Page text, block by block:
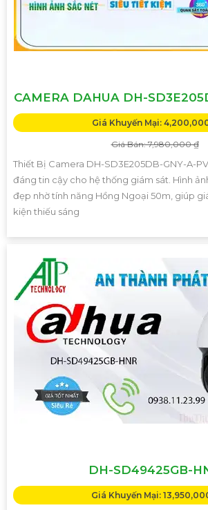
CAMERA DAHUA DH-
Giá Khuyến Mại:
Giá Bán: 7,980,000 ₫
Thiết Bị Camera DH-SD3E205DB-GNY-A-
đáng tin cậy cho hệ thống giám sát. Hình
đẹp nhờ tính năng Hồng Ngoại 50m, giúp
kiện thiếu sáng
DH-SD49425GB-
Giá Khuyến Mại: